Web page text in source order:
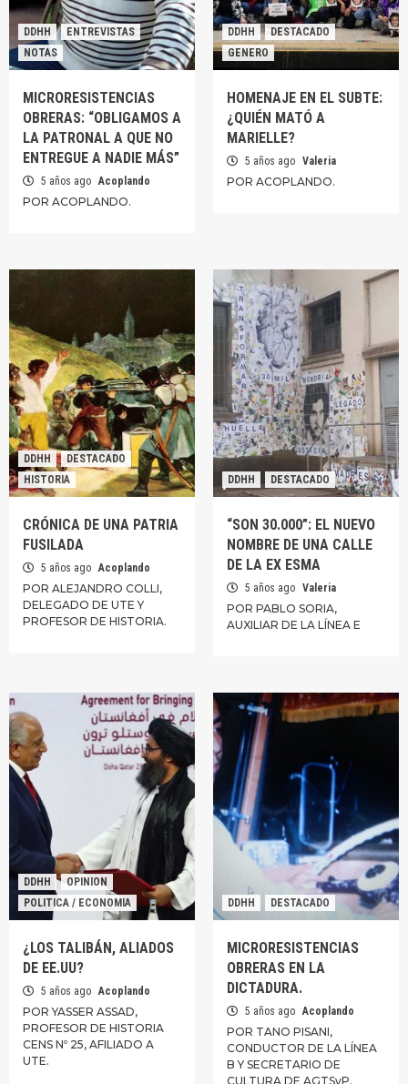
DDHH
ENTREVISTAS
NOTAS
MICRORESISTENCIAS
OBRERAS: “OBLIGAMOS A
LA PATRONAL A QUE NO
ENTREGUE A NADIE MÁS”
5 años ago Acoplando
POR ACOPLANDO.
DDHH
DESTACADO
GENERO
HOMENAJE EN EL SUBTE:
¿QUIÉN MATÓ A
MARIELLE?
5 años ago Valeria
POR ACOPLANDO.
DDHH
DESTACADO
HISTORIA
CRÓNICA DE UNA PATRIA
FUSILADA
5 años ago Acoplando
POR ALEJANDRO COLLI,
DELEGADO DE UTE Y
PROFESOR DE HISTORIA.
DDHH DESTACADO
“SON 30.000”: EL NUEVO
NOMBRE DE UNA CALLE
DE LA EX ESMA
5 años ago Valeria
POR PABLO SORIA,
AUXILIAR DE LA LÍNEA E
DDHH
OPINION
POLITICA / ECONOMIA
¿LOS TALIBÁN, ALIADOS
DE EE.UU?
5 años ago Acoplando
POR YASSER ASSAD,
PROFESOR DE HISTORIA
CENS Nº 25, AFILIADO A
UTE.
DDHH DESTACADO
MICRORESISTENCIAS
OBRERAS EN LA
DICTADURA.
5 años ago Acoplando
POR TANO PISANI,
CONDUCTOR DE LA LÍNEA
B Y SECRETARIO DE
CULTURA DE AGTSyP.